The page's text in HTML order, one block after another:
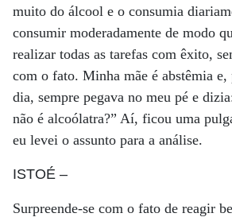
muito do álcool e o consumia
consumir moderadamente de modo
realizar todas as tarefas com êxito,
com o fato. Minha mãe é abstêmia e,
dia, sempre pegava no meu pé e
não é alcoólatra?” Aí, ficou uma
eu levei o assunto para a análise.
ISTOÉ –
Surpreende-se com o fato de reagir